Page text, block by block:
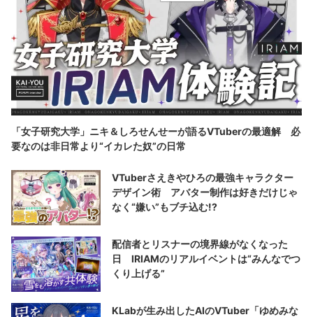
「女子研究大学」ニキ＆しろせんせーが語るVTuberの最適解 必
要なのは非日常より“イカレた奴”の日常
VTuberさえきやひろの最強キャラクター
デザイン術 アバター制作は好きだけじゃ
なく“嫌い”もブチ込む!?
配信者とリスナーの境界線がなくなった
日 IRIAMのリアルイベントは“みんなでつ
くり上げる”
KLabが生み出したAIのVTuber「ゆめみな